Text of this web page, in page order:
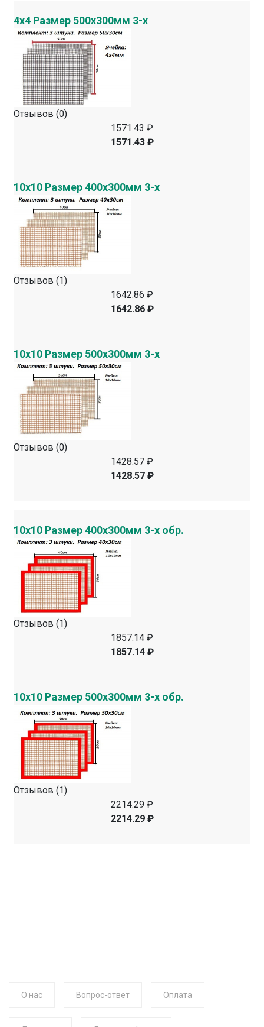
4х4 Размер 500х300мм 3-х
Отзывов (0)
1571.43 ₽
1571.43 ₽
10х10 Размер 400х300мм 3-х
Отзывов (1)
1642.86 ₽
1642.86 ₽
10х10 Размер 500х300мм 3-х
Отзывов (0)
1428.57 ₽
1428.57 ₽
10х10 Размер 400х300мм 3-х обр.
Отзывов (1)
1857.14 ₽
1857.14 ₽
10х10 Размер 500х300мм 3-х обр.
Отзывов (1)
2214.29 ₽
2214.29 ₽
О нас Вопрос-ответ Оплата